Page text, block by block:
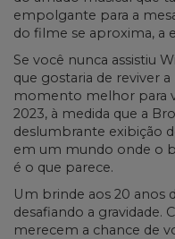
empolgante para a
do filme se aproxima, a
Se você nunca assistiu
que gostaria de reviver
momento melhor para
2023, à medida que a
deslumbrante exibição
em um mundo onde o
é o que parece.
Um brinde aos 20 anos
desafiando a gravidade.
merecem a chance de